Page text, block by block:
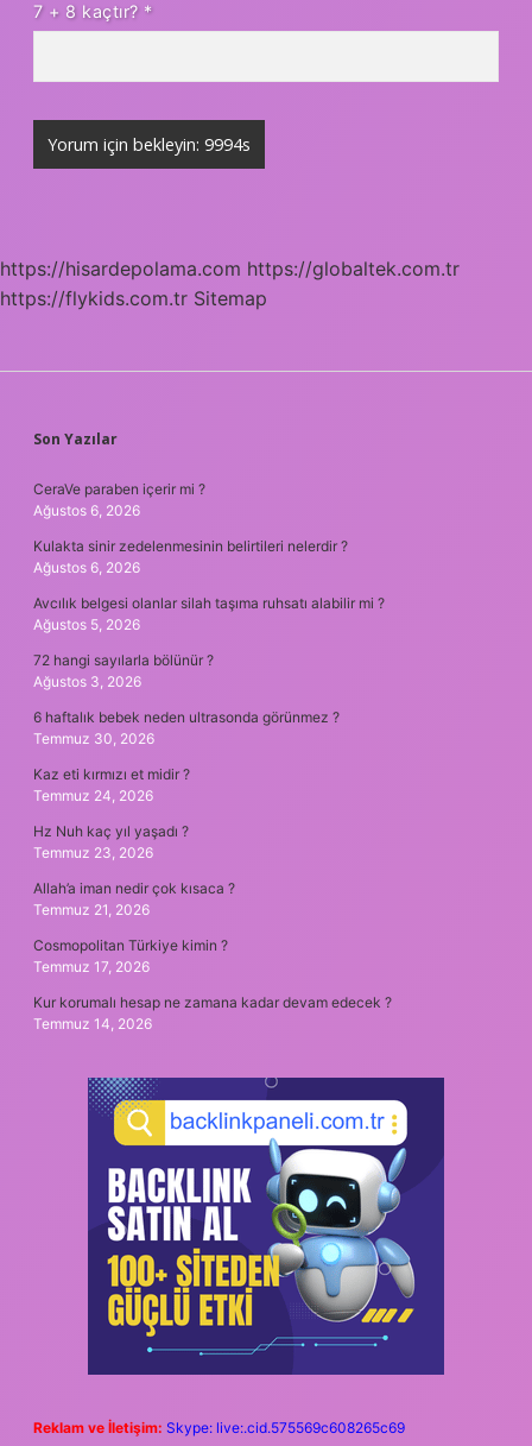
7 + 8 kaçtır? *
https://hisardepolama.com https://globaltek.com.tr
https://flykids.com.tr Sitemap
SIDEBAR
Son Yazılar
CeraVe paraben içerir mi ?
Ağustos 6, 2026
Kulakta sinir zedelenmesinin belirtileri nelerdir ?
Ağustos 6, 2026
Avcılık belgesi olanlar silah taşıma ruhsatı alabilir mi ?
Ağustos 5, 2026
72 hangi sayılarla bölünür ?
Ağustos 3, 2026
6 haftalık bebek neden ultrasonda görünmez ?
Temmuz 30, 2026
Kaz eti kırmızı et midir ?
Temmuz 24, 2026
Hz Nuh kaç yıl yaşadı ?
Temmuz 23, 2026
Allah’a iman nedir çok kısaca ?
Temmuz 21, 2026
Cosmopolitan Türkiye kimin ?
Temmuz 17, 2026
Kur korumalı hesap ne zamana kadar devam edecek ?
Temmuz 14, 2026
Reklam ve İletişim: Skype: live:.cid.575569c608265c69